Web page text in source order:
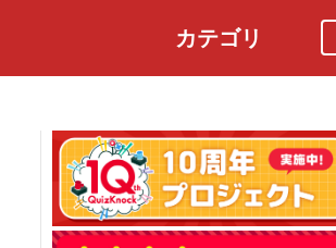
カテゴリ